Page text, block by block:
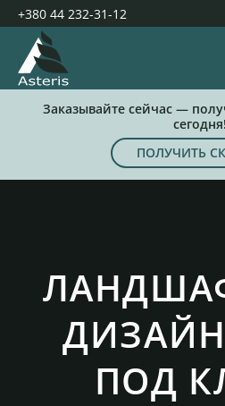
+380 44 232-31-12
Заказывайте сейчас —
сегодня!
ПОЛУЧИТЬ
ПОД